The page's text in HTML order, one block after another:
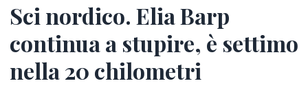
Sci nordico. Elia Barp
continua a stupire, è settimo
nella 20 chilometri